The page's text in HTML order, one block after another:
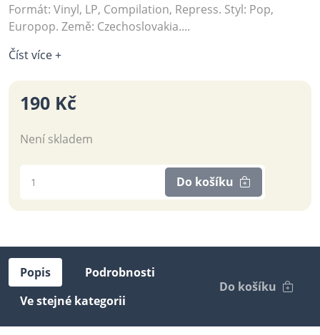
Formát: Vinyl, LP, Compilation, Repress. Styl: Pop,
Europop. Země: Czechoslovakia....
Číst více +
190 Kč
Není skladem
Do košíku
Popis
Podrobnosti
Ve stejné kategorii
Do košíku